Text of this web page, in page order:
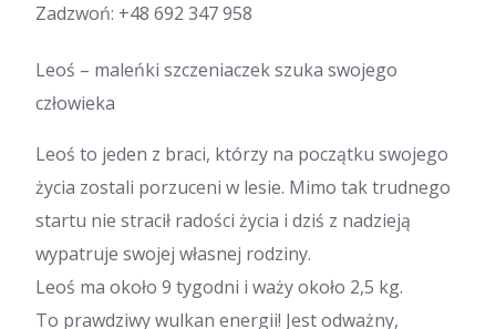
Zadzwoń: +48 692 347 958
Leoś – maleńki szczeniaczek szuka swojego
człowieka
Leoś to jeden z braci, którzy na początku swojego
życia zostali porzuceni w lesie. Mimo tak trudnego
startu nie stracił radości życia i dziś z nadzieją
wypatruje swojej własnej rodziny.
Leoś ma około 9 tygodni i waży około 2,5 kg.
To prawdziwy wulkan energii! Jest odważny,